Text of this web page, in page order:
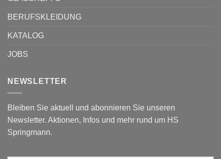
BERUFSKLEIDUNG
KATALOG
JOBS
NEWSLETTER
Bleiben Sie aktuell und abonnieren Sie unseren
Newsletter. Aktionen, Infos und mehr rund um HS
Springmann.